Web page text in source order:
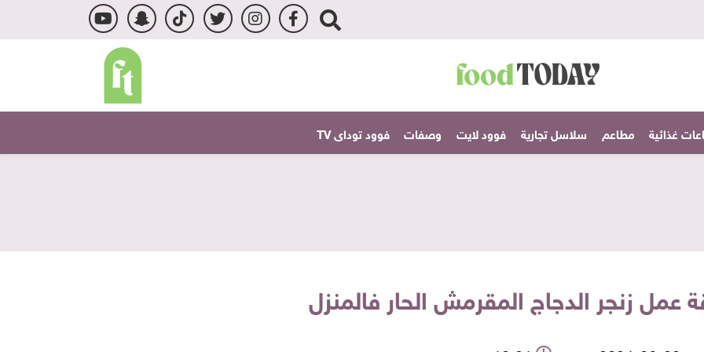
غذائية مطاعم سلاسل تجارية فوود لايت وصفات فوود توداى TV
عمل زنجر الدجاج المقرمش الحار فالمنزل